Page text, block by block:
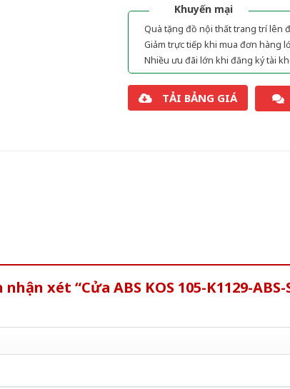
Khuyến mại
Quà tặng đồ nội thất trang trí lên
Giảm trực tiếp khi mua đơn hàng
Nhiều ưu đãi lớn khi đăng ký tài
TẢI BẢNG GIÁ
xét “Cửa ABS KOS 105-K1129-ABS-